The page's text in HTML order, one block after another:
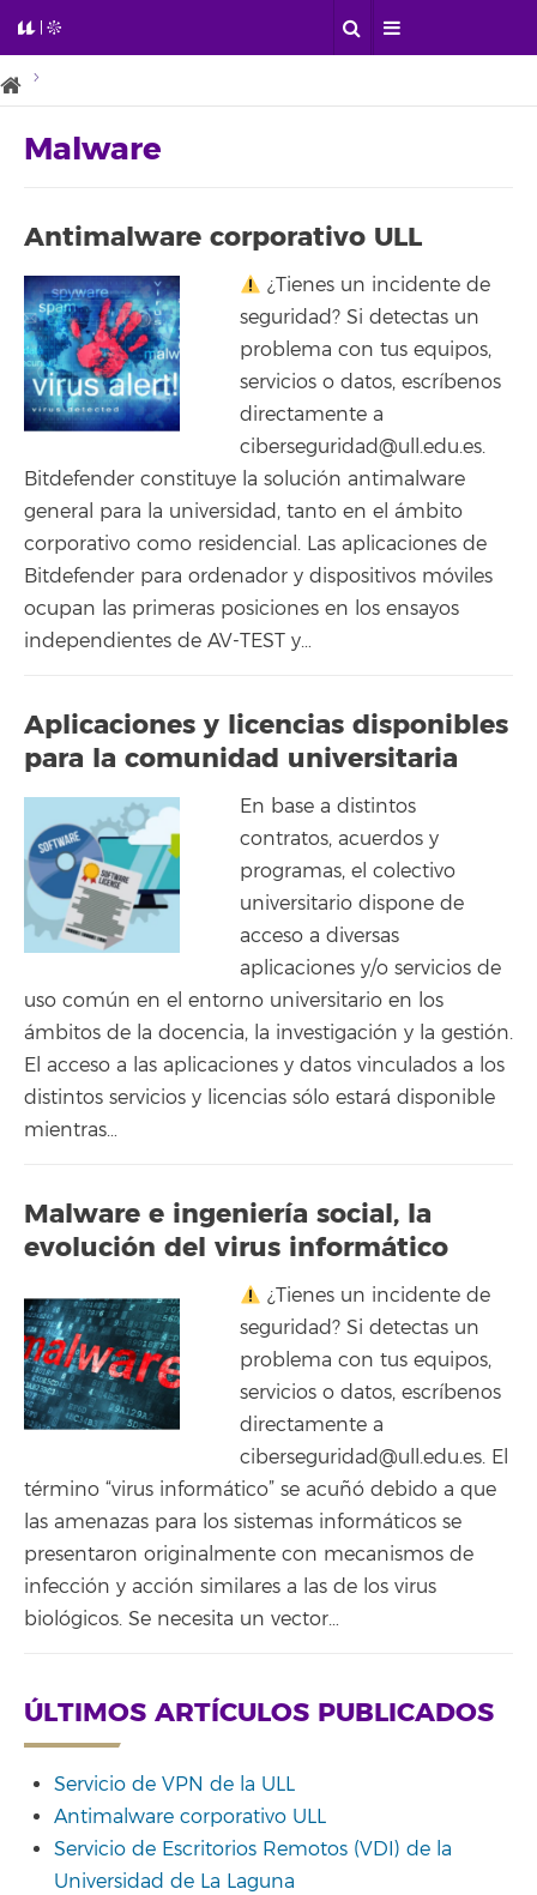
Malware
Antimalware corporativo ULL
¿Tienes un incidente de
seguridad? Si detectas un
problema con tus equipos,
servicios o datos, escríbenos
directamente a
ciberseguridad@ull.edu.es.
Bitdefender constituye la solución antimalware
general para la universidad, tanto en el ámbito
corporativo como residencial. Las aplicaciones de
Bitdefender para ordenador y dispositivos móviles
ocupan las primeras posiciones en los ensayos
independientes de AV-TEST y…
Aplicaciones y licencias disponibles
para la comunidad universitaria
En base a distintos
contratos, acuerdos y
programas, el colectivo
universitario dispone de
acceso a diversas
aplicaciones y/o servicios de
uso común en el entorno universitario en los
ámbitos de la docencia, la investigación y la gestión.
El acceso a las aplicaciones y datos vinculados a los
distintos servicios y licencias sólo estará disponible
mientras…
Malware e ingeniería social, la
evolución del virus informático
¿Tienes un incidente de
seguridad? Si detectas un
problema con tus equipos,
servicios o datos, escríbenos
directamente a
ciberseguridad@ull.edu.es. El
término “virus informático” se acuñó debido a que
las amenazas para los sistemas informáticos se
presentaron originalmente con mecanismos de
infección y acción similares a las de los virus
biológicos. Se necesita un vector…
ÚLTIMOS ARTÍCULOS PUBLICADOS
Servicio de VPN de la ULL
Antimalware corporativo ULL
Servicio de Escritorios Remotos (VDI) de la
Universidad de La Laguna